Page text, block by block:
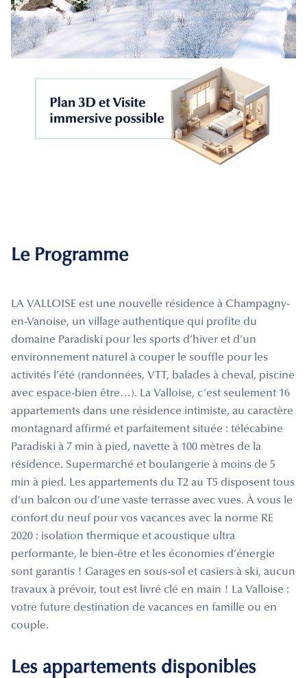
Le Programme
LA VALLOISE est une nouvelle résidence à Champagny-
en-Vanoise, un village authentique qui profite du
domaine Paradiski pour les sports d’hiver et d’un
environnement naturel à couper le souffle pour les
activités l’été (randonnées, VTT, balades à cheval, piscine
avec espace-bien être…). La Valloise, c’est seulement 16
appartements dans une résidence intimiste, au caractère
montagnard affirmé et parfaitement située : télécabine
Paradiski à 7 min à pied, navette à 100 mètres de la
résidence. Supermarché et boulangerie à moins de 5
min à pied. Les appartements du T2 au T5 disposent tous
d’un balcon ou d’une vaste terrasse avec vues. À vous le
confort du neuf pour vos vacances avec la norme RE
2020 : isolation thermique et acoustique ultra
performante, le bien-être et les économies d’énergie
sont garantis ! Garages en sous-sol et casiers à ski, aucun
travaux à prévoir, tout est livré clé en main ! La Valloise :
votre future destination de vacances en famille ou en
couple.
Les appartements disponibles